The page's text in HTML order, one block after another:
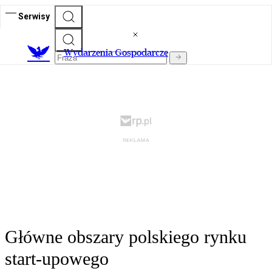
Serwisy
Wydarzenia Gospodarcze
Główne obszary polskiego rynku
start-upowego